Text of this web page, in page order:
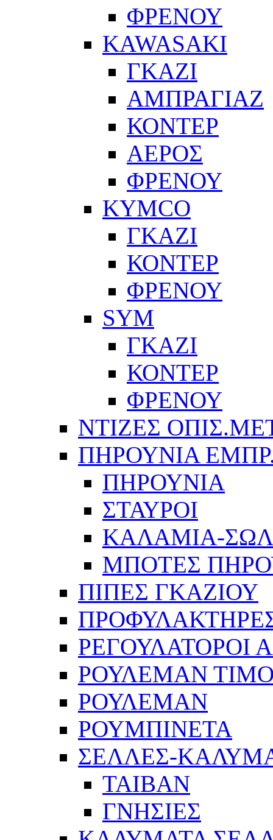
ΦΡΕΝΟΥ
KAWASAKI
ΓΚΑΖΙ
ΑΜΠΡΑΓΙΑΖ
ΚΟΝΤΕΡ
ΑΕΡΟΣ
ΦΡΕΝΟΥ
KYMCO
ΓΚΑΖΙ
ΚΟΝΤΕΡ
ΦΡΕΝΟΥ
SYM
ΓΚΑΖΙ
ΚΟΝΤΕΡ
ΦΡΕΝΟΥ
ΝΤΙΖΕΣ
ΠΗΡΟΥΝΙΑ
ΠΗΡΟΥΝΙΑ
ΣΤΑΥΡΟΙ
ΚΑΛΑΜΙΑ-
ΜΠΟΤΕΣ
ΠΙΠΕΣ ΓΚΑΖΙΟΥ
ΡΕΓΟΥΛΑΤΟΡΟΙ
ΡΟΥΛΕΜΑΝ
ΡΟΥΛΕΜΑΝ
ΡΟΥΜΠΙΝΕΤΑ
ΣΕΛΛΕΣ-
ΤΑΙΒΑΝ
ΓΝΗΣΙΕΣ